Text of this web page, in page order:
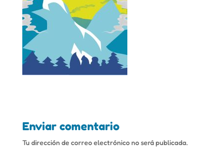
Enviar comentario
Tu dirección de correo electrónico no será publicada.